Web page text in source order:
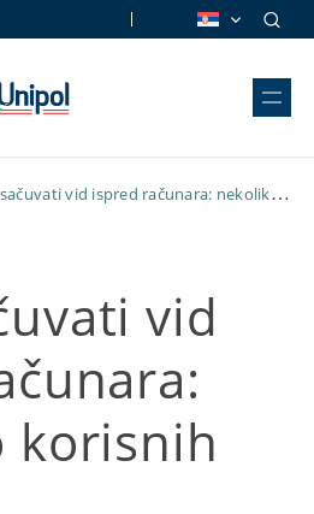
vid ispred računara: nekoliko
vid
korisnih